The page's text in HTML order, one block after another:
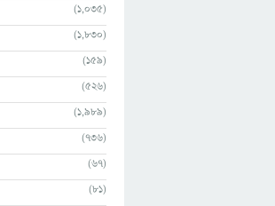
(1,035)
(1,830)
(159)
(526)
(1,989)
(736)
(67)
(81)